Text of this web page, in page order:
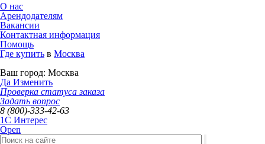
О нас
Арендодателям
Вакансии
Контактная информация
Помощь
Где купить в Москва
Ваш город: Москва
Да Изменить
Проверка статуса заказа
Задать вопрос
8 (800)-333-42-63
1C Интерес
Open